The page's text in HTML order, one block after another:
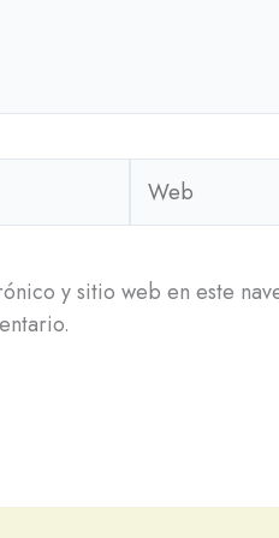
y sitio web en este